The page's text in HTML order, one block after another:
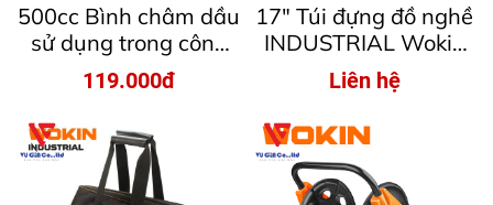
500cc Bình châm dầu
sử dụng trong công
nghiệp Wokin
727550
119.000đ
17″ Túi đựng đồ nghề
INDUSTRIAL Wokin
906017
Liên hệ